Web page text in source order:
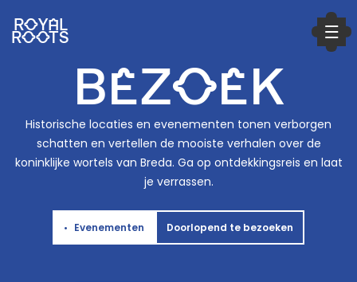
ROYAL
ROOTS
BEZOEK
Historische locaties en evenementen tonen verborgen
schatten en vertellen de mooiste verhalen over de
koninklijke wortels van Breda. Ga op ontdekkingsreis en laat
je verrassen.
• Evenementen Doorlopend te bezoeken